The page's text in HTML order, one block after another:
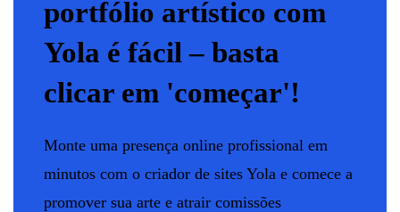
portfólio artístico com
Yola é fácil – basta
clicar em 'começar'!
Monte uma presença online profissional em
minutos com o criador de sites Yola e comece a
promover sua arte e atrair comissões